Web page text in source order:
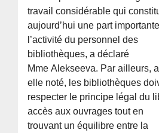
travail considérable qui
aujourd’hui une part
l’activité du personnel des
bibliothèques, a déclaré
Mme Alekseeva. Par ailleurs,
elle noté, les bibliothèques
respecter le principe légal du
accès aux ouvrages tout en
trouvant un équilibre entre la